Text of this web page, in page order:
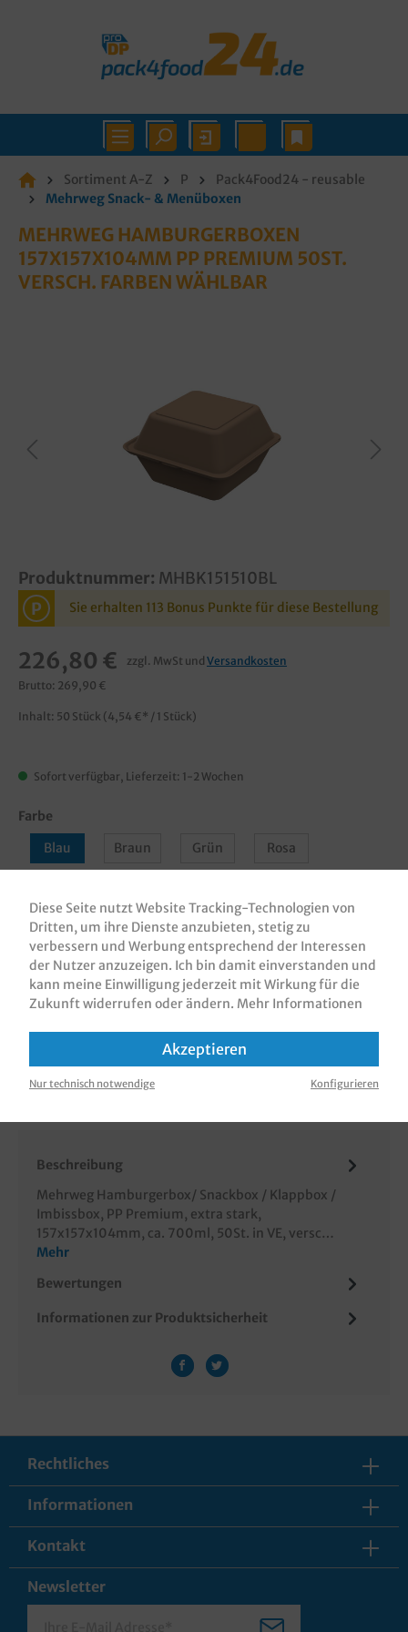
Sortiment A-Z P
Pack4Food24 - reusable
Mehrweg Snack- & Menüboxen
MEHRWEG HAMBURGERBOXEN
157X157X104MM PP PREMIUM 50ST.
VERSCH. FARBEN WÄHLBAR
Produktnummer: MHBK151510BL
P Sie erhalten 113 Bonus Punkte für diese Bestellung
226,80 € zzgl. MwSt und Versandkosten
Brutto: 269,90 €
Inhalt: 50 Stück (4,54 €* / 1 Stück)
Sofort verfügbar, Lieferzeit: 1-2 Wochen
Farbe
Blau
Braun Grün Rosa
In den Warenkorb
Zum Merkzettel hinzufügen
Beschreibung
Mehrweg Hamburgerbox/ Snackbox / Klappbox /
Imbissbox, PP Premium, extra stark,
157x157x104mm, ca. 700ml, 50St. in VE, versc…
Mehr
Bewertungen
Informationen zur Produktsicherheit
Rechtliches
Informationen
Kontakt
Newsletter
Diese Seite nutzt Website Tracking-Technologien von
Dritten, um ihre Dienste anzubieten, stetig zu
verbessern und Werbung entsprechend der Interessen
der Nutzer anzuzeigen. Ich bin damit einverstanden und
kann meine Einwilligung jederzeit mit Wirkung für die
Zukunft widerrufen oder ändern. Mehr Informationen
Akzeptieren
Nur technisch notwendige Konfigurieren